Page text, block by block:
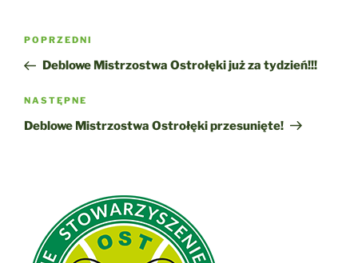
Nawigacja
Poprzedni
wpis
POPRZEDNI
Deblowe Mistrzostwa Ostrołęki już za tydzień!!!
Następny
wpis
NASTĘPNE
Deblowe Mistrzostwa Ostrołęki przesunięte!